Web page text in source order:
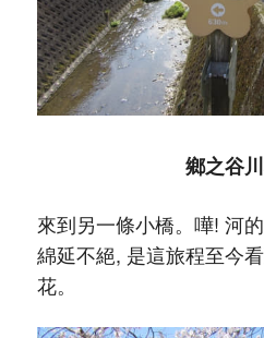
鄉之谷
來到另一條小橋。嘩! 河
綿延不絕, 是這旅程至今
花。